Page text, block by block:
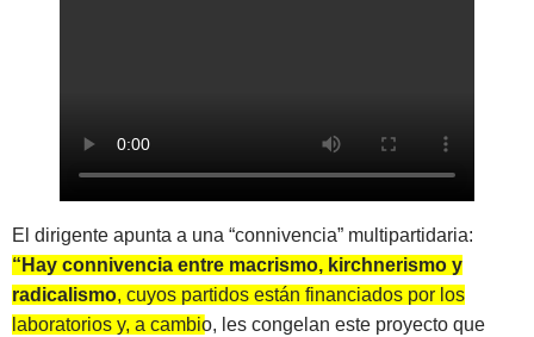
El dirigente apunta a una “connivencia” multipartidaria:
“Hay connivencia entre macrismo, kirchnerismo y
radicalismo, cuyos partidos están financiados por los
laboratorios y, a cambio, les congelan este proyecto que